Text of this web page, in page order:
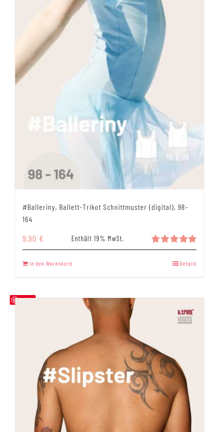
#Balleriny, Ballett-Trikot Schnittmuster (digital), 98-
164
Bewertet
5.00
9,90 € Enthält 19% MwSt.
In den Warenkorb Details
Save